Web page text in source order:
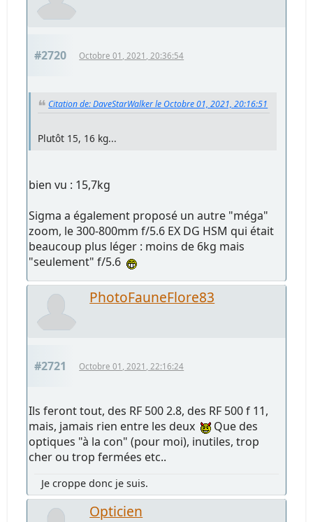
#2720 Octobre 01, 2021, 20:36:54
Citation de: DaveStarWalker le Octobre 01, 2021, 20:16:51
Plutôt 15, 16 kg...
bien vu : 15,7kg
Sigma a également proposé un autre "méga"
zoom, le 300-800mm f/5.6 EX DG HSM qui était
beaucoup plus léger : moins de 6kg mais
"seulement" f/5.6
PhotoFauneFlore83
#2721 Octobre 01, 2021, 22:16:24
Ils feront tout, des RF 500 2.8, des RF 500 f 11,
mais, jamais rien entre les deux
Que des
optiques "à la con" (pour moi), inutiles, trop
cher ou trop fermées etc..
Je croppe donc je suis.
Opticien